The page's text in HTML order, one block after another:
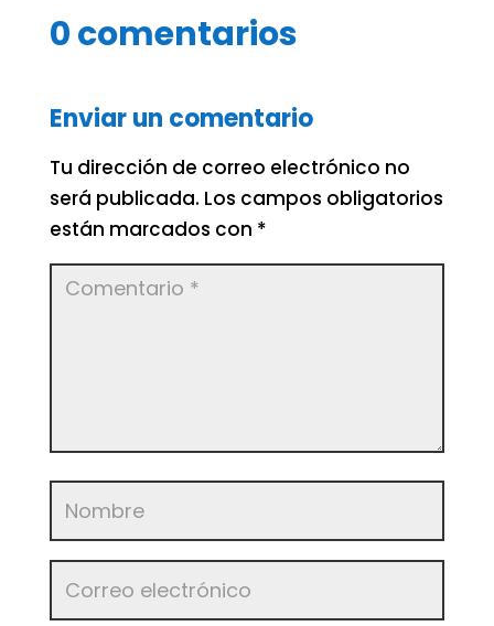
0 comentarios
Enviar un comentario
Tu dirección de correo electrónico no
será publicada. Los campos obligatorios
están marcados con *